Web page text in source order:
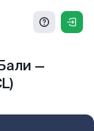
—